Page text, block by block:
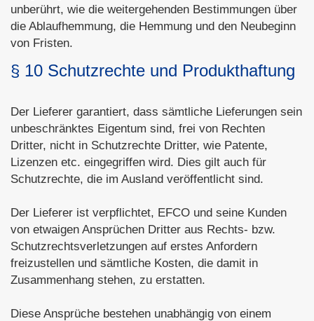
unberührt, wie die weitergehenden Bestimmungen über
die Ablaufhemmung, die Hemmung und den Neubeginn
von Fristen.
§ 10 Schutzrechte und Produkthaftung
Der Lieferer garantiert, dass sämtliche Lieferungen sein
unbeschränktes Eigentum sind, frei von Rechten
Dritter, nicht in Schutzrechte Dritter, wie Patente,
Lizenzen etc. eingegriffen wird. Dies gilt auch für
Schutzrechte, die im Ausland veröffentlicht sind.
Der Lieferer ist verpflichtet, EFCO und seine Kunden
von etwaigen Ansprüchen Dritter aus Rechts- bzw.
Schutzrechtsverletzungen auf erstes Anfordern
freizustellen und sämtliche Kosten, die damit in
Zusammenhang stehen, zu erstatten.
Diese Ansprüche bestehen unabhängig von einem